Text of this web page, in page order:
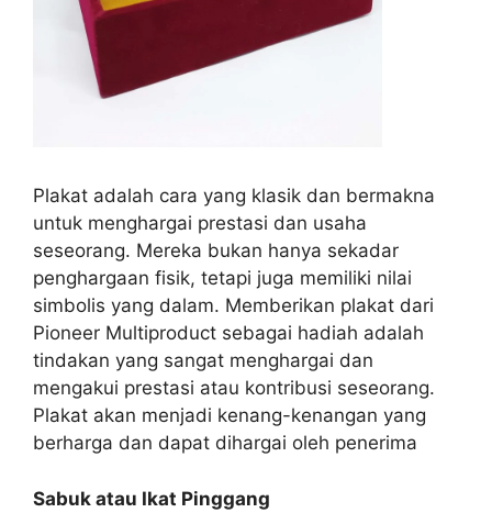
Plakat adalah cara yang klasik dan bermakna
untuk menghargai prestasi dan usaha
seseorang. Mereka bukan hanya sekadar
penghargaan fisik, tetapi juga memiliki nilai
simbolis yang dalam. Memberikan plakat dari
Pioneer Multiproduct sebagai hadiah adalah
tindakan yang sangat menghargai dan
mengakui prestasi atau kontribusi seseorang.
Plakat akan menjadi kenang-kenangan yang
berharga dan dapat dihargai oleh penerima
Sabuk atau Ikat Pinggang